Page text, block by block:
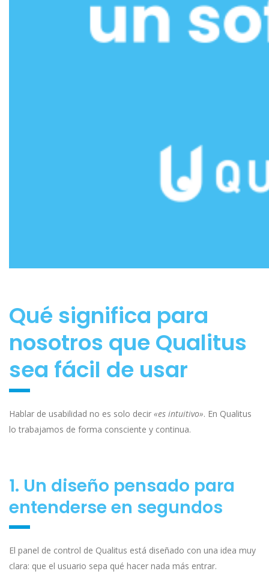
Qué significa para
nosotros que Qualitus
sea fácil de usar
Hablar de usabilidad no es solo decir «es intuitivo». En Qualitus
lo trabajamos de forma consciente y continua.
1. Un diseño pensado para
entenderse en segundos
El panel de control de Qualitus está diseñado con una idea muy
clara: que el usuario sepa qué hacer nada más entrar.